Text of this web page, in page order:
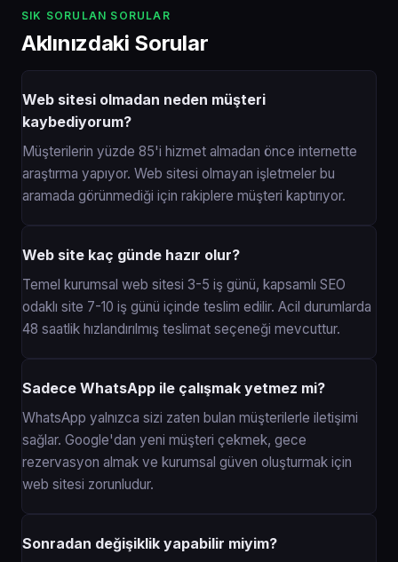
SIK SORULAN SORULAR
Aklınızdaki Sorular
Web sitesi olmadan neden müşteri
kaybediyorum?
Müşterilerin yüzde 85'i hizmet almadan önce internette
araştırma yapıyor. Web sitesi olmayan işletmeler bu
aramada görünmediği için rakiplere müşteri kaptırıyor.
Web site kaç günde hazır olur?
Temel kurumsal web sitesi 3-5 iş günü, kapsamlı SEO
odaklı site 7-10 iş günü içinde teslim edilir. Acil durumlarda
48 saatlik hızlandırılmış teslimat seçeneği mevcuttur.
Sadece WhatsApp ile çalışmak yetmez mi?
WhatsApp yalnızca sizi zaten bulan müşterilerle iletişimi
sağlar. Google'dan yeni müşteri çekmek, gece
rezervasyon almak ve kurumsal güven oluşturmak için
web sitesi zorunludur.
Sonradan değişiklik yapabilir miyim?